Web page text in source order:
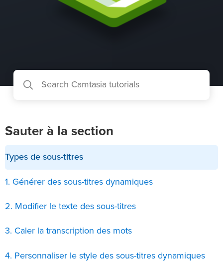
Sauter à la section
Types de sous-titres
1. Générer des sous-titres dynamiques
2. Modifier le texte des sous-titres
3. Caler la transcription des mots
4. Personnaliser le style des sous-titres dynamiques